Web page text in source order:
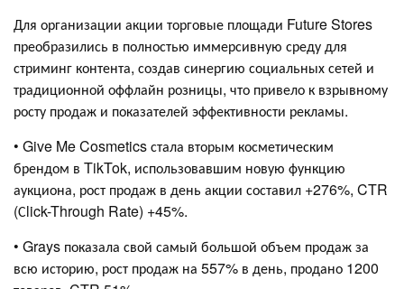
Для организации акции торговые площади Future Stores
преобразились в полностью иммерсивную среду для
стриминг контента, создав синергию социальных сетей и
традиционной оффлайн розницы, что привело к взрывному
росту продаж и показателей эффективности рекламы.
• Give Me Cosmetics стала вторым косметическим
брендом в TikTok, использовавшим новую функцию
аукциона, рост продаж в день акции составил +276%, CTR
(Сlick-Through Rate) +45%.
• Grays показала свой самый большой объем продаж за
всю историю, рост продаж на 557% в день, продано 1200